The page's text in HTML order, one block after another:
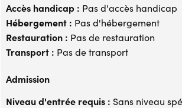
Accès handicap : Pas d'accès handicap
Hébergement : Pas d'hébergement
Restauration : Pas de restauration
Transport : Pas de transport
Admission
Niveau d'entrée requis : Sans niveau